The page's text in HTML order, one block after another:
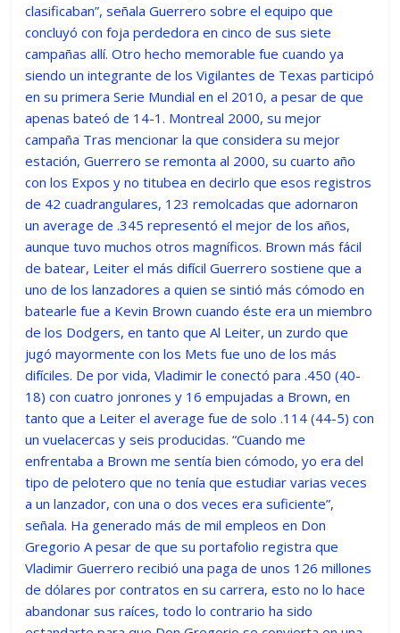
clasificaban”, señala Guerrero sobre el equipo que
concluyó con foja perdedora en cinco de sus siete
campañas allí. Otro hecho memorable fue cuando ya
siendo un integrante de los Vigilantes de Texas participó
en su primera Serie Mundial en el 2010, a pesar de que
apenas bateó de 14-1. Montreal 2000, su mejor
campaña Tras mencionar la que considera su mejor
estación, Guerrero se remonta al 2000, su cuarto año
con los Expos y no titubea en decirlo que esos registros
de 42 cuadrangulares, 123 remolcadas que adornaron
un average de .345 representó el mejor de los años,
aunque tuvo muchos otros magníficos. Brown más fácil
de batear, Leiter el más difícil Guerrero sostiene que a
uno de los lanzadores a quien se sintió más cómodo en
batearle fue a Kevin Brown cuando éste era un miembro
de los Dodgers, en tanto que Al Leiter, un zurdo que
jugó mayormente con los Mets fue uno de los más
difíciles. De por vida, Vladimir le conectó para .450 (40-
18) con cuatro jonrones y 16 empujadas a Brown, en
tanto que a Leiter el average fue de solo .114 (44-5) con
un vuelacercas y seis producidas. “Cuando me
enfrentaba a Brown me sentía bien cómodo, yo era del
tipo de pelotero que no tenía que estudiar varias veces
a un lanzador, con una o dos veces era suficiente”,
señala. Ha generado más de mil empleos en Don
Gregorio A pesar de que su portafolio registra que
Vladimir Guerrero recibió una paga de unos 126 millones
de dólares por contratos en su carrera, esto no lo hace
abandonar sus raíces, todo lo contrario ha sido